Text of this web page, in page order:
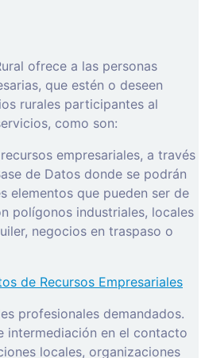
ofrece a las personas
que estén o deseen
rurales participantes al
como son:
empresariales, a través
de Datos donde se podrán
elementos que pueden ser de
polígonos industriales, locales
negocios en traspaso o
de Recursos Empresariales
profesionales demandados.
intermediación en el contacto
locales, organizaciones